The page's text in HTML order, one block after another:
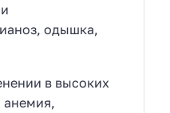
одышка,
в высоких
анемия,